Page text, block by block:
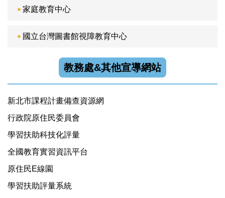
家庭教育中心
國立台灣圖書館視障教育中心
教務處&其他宣導網站
新北市課程計畫備查資源網
行政院原住民委員會
學習扶助科技化評量
全國教育實習資訊平台
原住民E線園
學習扶助評量系統